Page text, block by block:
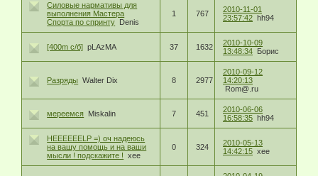
Силовые нармативы для
выполнения Мастера
Спорта по спринту Denis
1 767
2010-11-01
23:57:42 hh94
[400m с/б] pLAzMA 37 1632
2010-10-09
13:48:34 Борис
Разряды Walter Dix 8 2977
2010-09-12
14:20:13
Rom@.ru
мереемся Miskalin 7 451
2010-06-06
16:58:35 hh94
HEEEEEELP =) оч надеюсь
на вашу помощь и на ваши
мысли ! подскажите !
xee
0 324
2010-05-13
14:42:15 xee